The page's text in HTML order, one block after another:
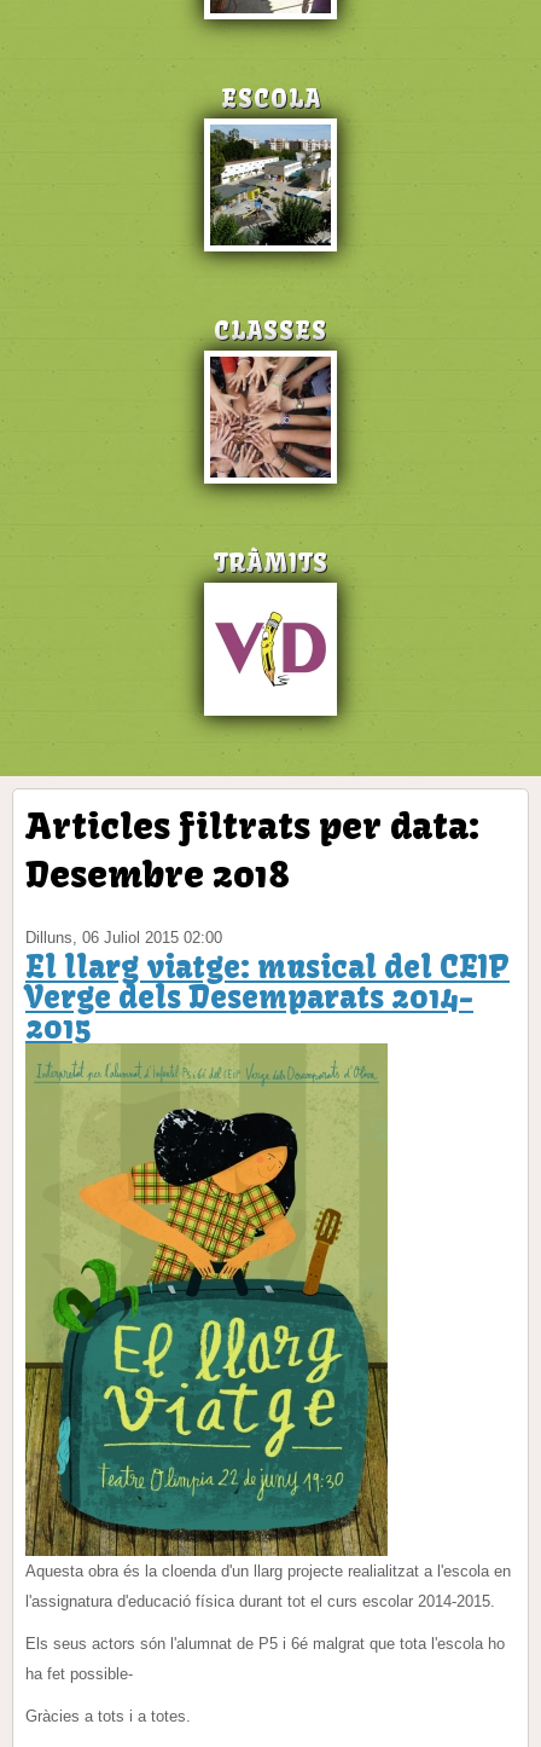
ESCOLA
CLASSES
TRÀMITS
Articles filtrats per data:
Desembre 2018
Dilluns, 06 Juliol 2015 02:00
El llarg viatge: musical del CEIP
Verge dels Desemparats 2014-
2015
Aquesta obra és la cloenda d'un llarg projecte realialitzat a l'escola en
l'assignatura d'educació física durant tot el curs escolar 2014-2015.
Els seus actors són l'alumnat de P5 i 6é malgrat que tota l'escola ho
ha fet possible-
Gràcies a tots i a totes.